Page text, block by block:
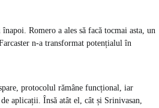
Romero a ales să facă tocmai asta, un
n-a transformat potențialul în
protocolul rămâne funcțional, iar
aplicații. Însă atât el, cât și Srinivasan,